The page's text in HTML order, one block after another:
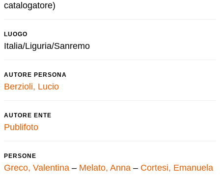
catalogatore)
LUOGO
Italia/Liguria/Sanremo
AUTORE PERSONA
Berzioli, Lucio
AUTORE ENTE
Publifoto
PERSONE
Greco, Valentina – Melato, Anna – Cortesi, Emanuela